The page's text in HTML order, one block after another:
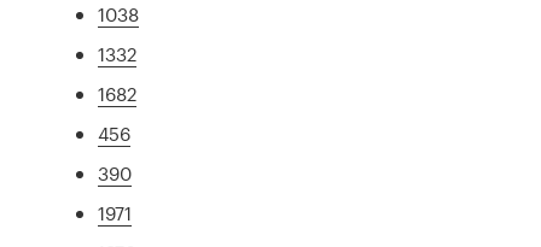
1038
1332
1682
456
390
1971